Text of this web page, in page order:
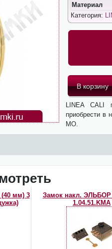
Материал
Категория:
LINEA CALI
приобрести в
МО.
(40 мм) 3
Замок накл. ЭЛЬБОР
1.04.51.KMA